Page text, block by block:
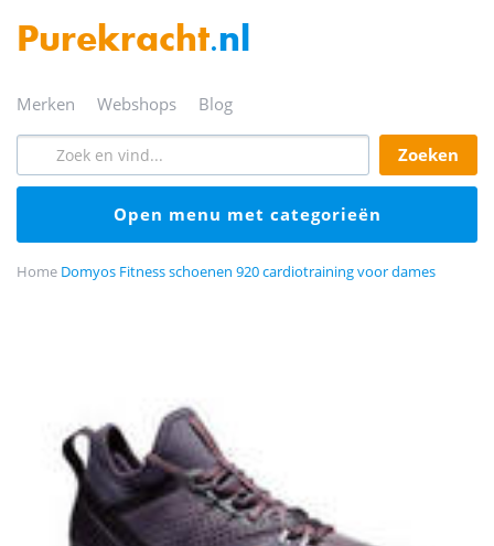
Purekracht.nl
merken webshops blog
zoeken
open menu met categorieën
Home Domyos Fitness schoenen 920 cardiotraining voor dames